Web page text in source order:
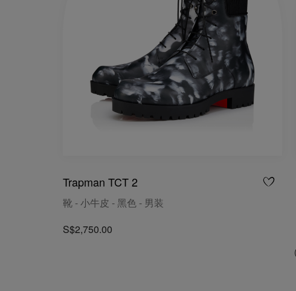
Trapman TCT 2
靴 - 小牛皮 - 黑色 - 男装
S$2,750.00